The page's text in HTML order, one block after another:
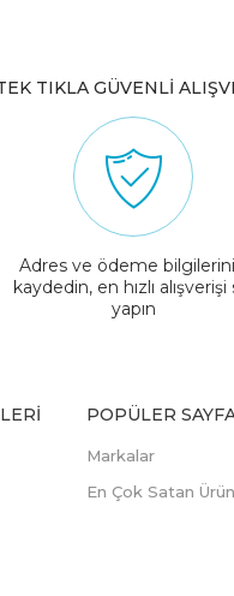
TIKLA GÜVENLİ
Adres ve ödeme
kaydedin, en hızlı alışverişi
yapın
POPÜLER
Markalar
En Çok Satan